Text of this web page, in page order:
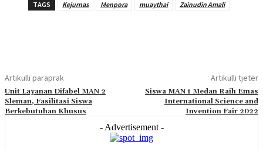
TAGS Kejurnas Menpora muaythai Zainudin Amali
Artikulli paraprak
Unit Layanan Difabel MAN 2
Sleman, Fasilitasi Siswa
Berkebutuhan Khusus
Artikulli tjetër
Siswa MAN 1 Medan Raih Emas
International Science and
Invention Fair 2022
- Advertisement -